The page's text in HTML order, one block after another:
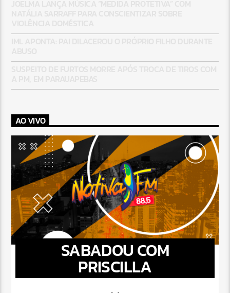
AO VIVO
SABADOU COM
PRISCILLA